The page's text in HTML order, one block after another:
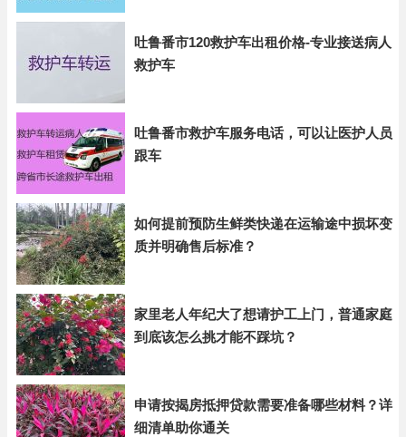
吐鲁番市120救护车出租价格-专业接送病人
救护车
吐鲁番市救护车服务电话，可以让医护人员
跟车
如何提前预防生鲜类快递在运输途中损坏变
质并明确售后标准？
家里老人年纪大了想请护工上门，普通家庭
到底该怎么挑才能不踩坑？
申请按揭房抵押贷款需要准备哪些材料？详
细清单助你通关